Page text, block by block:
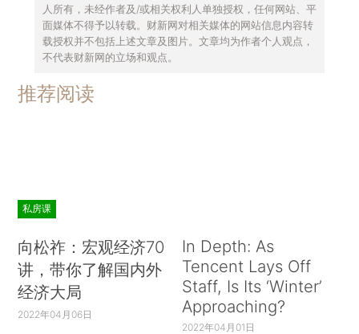
人所有，未经作者及/或相关权利人单独授权，任何网站、平
面媒体不得予以转载。财新网对相关媒体的网站信息内容转
载授权并不包括上述文章及图片。文章均为作者个人观点，
不代表财新网的立场和观点。
推荐阅读
私房课
向松祚：宏观经济70
讲，带你了解国内外
经济大局
2022年04月06日
In Depth: As
Tencent Lays Off
Staff, Is Its ‘Winter’
Approaching?
2022年04月01日